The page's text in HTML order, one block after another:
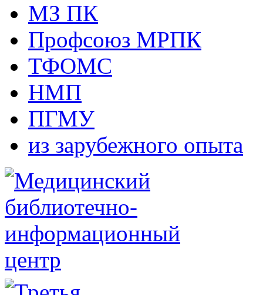
МЗ ПК
Профсоюз МРПК
ТФОМС
НМП
ПГМУ
из зарубежного опыта